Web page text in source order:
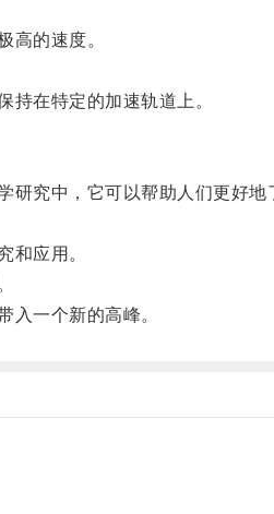
的速度。
在特定的加速轨道上。
究中，它可以帮助人们更好地
应用。
一个新的高峰。